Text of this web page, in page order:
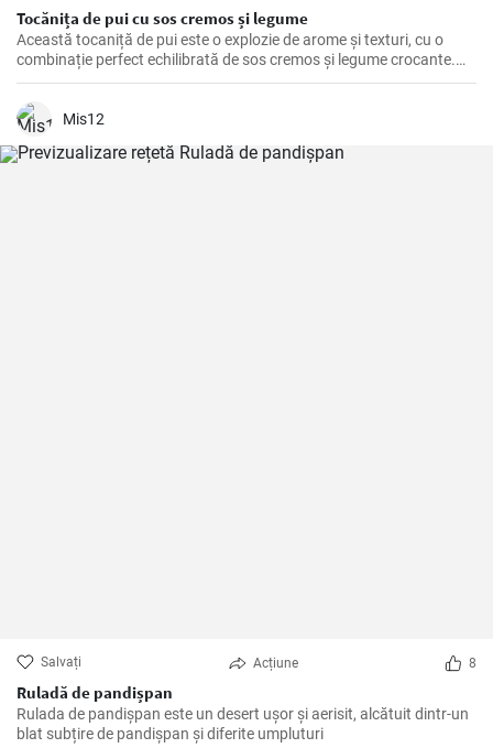
Tocănița de pui cu sos cremos și legume
Această tocaniță de pui este o explozie de arome și texturi, cu o
combinație perfect echilibrată de sos cremos și legume crocante.
Este o rețetă perfectă pentru o cină de familie sau o masă specială.
Mis12
Salvați Acțiune 8
Ruladă de pandișpan
Rulada de pandișpan este un desert ușor și aerisit, alcătuit dintr-un
blat subțire de pandișpan și diferite umpluturi